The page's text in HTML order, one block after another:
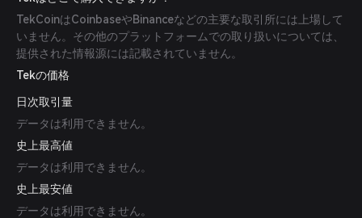
TekCoinはCoinbaseやBinanceなどの主要な取引所には上場して
いません。その他のプラットフォームでの取り扱いについては、
提供された情報源には記載されていません。
Tekの価格
日次取引量
データは利用できません。
史上最高値
データは利用できません。
史上最安値
データは利用できません。